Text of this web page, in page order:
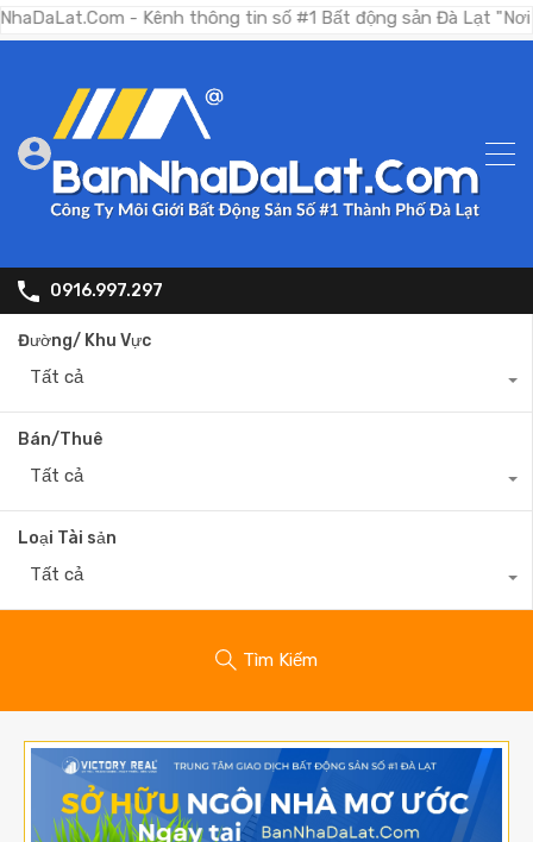
- Kênh thông tin số #1 Bất động sản Đà Lạt "Nơi bạn
0916.997.297
Đường/ Khu Vực
Tất cả
Bán/Thuê
Tất cả
Loại Tài sản
Tất cả
Tìm Kiếm